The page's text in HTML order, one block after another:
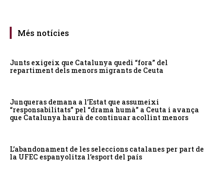
Més notícies
Junts exigeix que Catalunya quedi “fora” del
repartiment dels menors migrants de Ceuta
Junqueras demana a l’Estat que assumeixi
“responsabilitats” pel “drama humà” a Ceuta i avança
que Catalunya haurà de continuar acollint menors
L’abandonament de les seleccions catalanes per part de
la UFEC espanyolitza l’esport del país